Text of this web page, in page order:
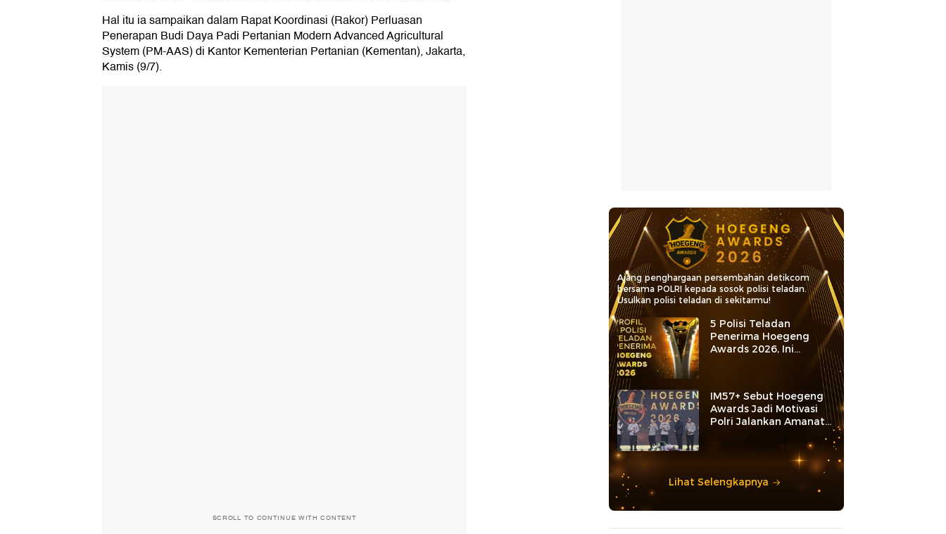
Hal itu ia sampaikan dalam Rapat Koordinasi (Rakor) Perluasan
Penerapan Budi Daya Padi Pertanian Modern Advanced Agricultural
System (PM-AAS) di Kantor Kementerian Pertanian (Kementan), Jakarta,
Kamis (9/7).
SCROLL TO CONTINUE WITH CONTENT
Ajang penghargaan persembahan detikcom
bersama POLRI kepada sosok polisi teladan.
Usulkan polisi teladan di sekitarmu!
5 Polisi Teladan
Penerima Hoegeng
Awards 2026, Ini
Kategori dan Kiprahnya
IM57+ Sebut Hoegeng
Awards Jadi Motivasi
Polri Jalankan Amanat
Lihat Selengkapnya